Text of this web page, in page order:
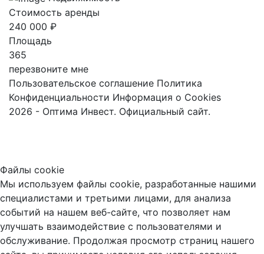
Стоимость аренды
240 000 ₽
Площадь
365
перезвоните мне
Пользовательское соглашение Политика
Конфиденциальности Информация о Cookies
2026 - Оптима Инвест. Официальный сайт.
Файлы cookie
Мы используем файлы cookie, разработанные нашими
специалистами и третьими лицами, для анализа
событий на нашем веб-сайте, что позволяет нам
улучшать взаимодействие с пользователями и
обслуживание. Продолжая просмотр страниц нашего